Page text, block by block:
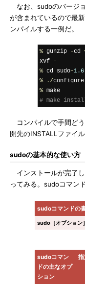
なお、sudoのバージ
が含まれているので最
ンパイルする一例だ。
% gunzip -cd
xvf
-
% cd sudo-1.6
%
./
configure
%
make
# make
コンパイルで手間ど
開先のINSTALLファイ
sudoの基本的な使い方
インストールが完了
ってみる。sudoコマン
sudoコマンドの
sudo［オプション
sudoコマン
ドの主なオプ
ション